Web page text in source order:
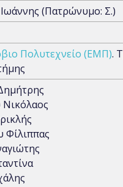
(Πατρώνυμο: Σ.)
Πολυτεχνείο (ΕΜΠ).
Φίλιππας